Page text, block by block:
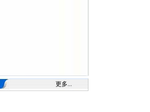
更多...